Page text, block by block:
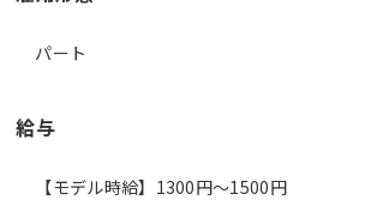
パート
給与
【モデル時給】1300円〜1500円